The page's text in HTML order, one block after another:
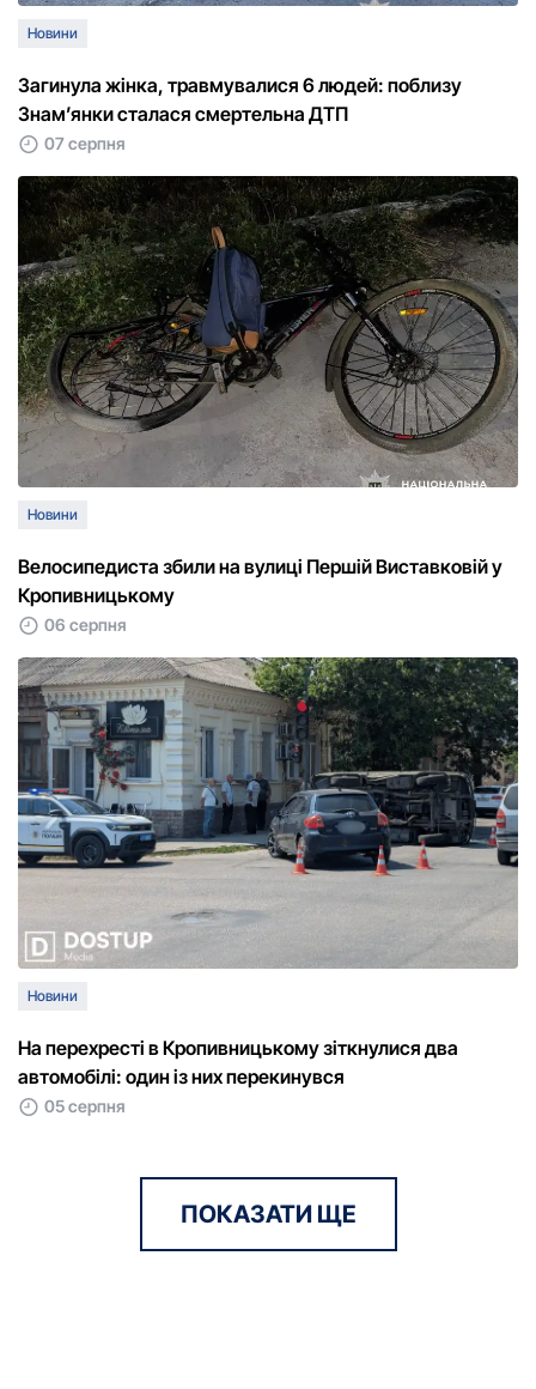
Новини
Загинула жінка, травмувалися 6 людей: поблизу
Знам’янки сталася смертельна ДТП
07 серпня
Новини
Велосипедиста збили на вулиці Першій Виставковій у
Кропивницькому
06 серпня
Новини
На перехресті в Кропивницькому зіткнулися два
автомобілі: один із них перекинувся
05 серпня
ПОКАЗАТИ ЩЕ